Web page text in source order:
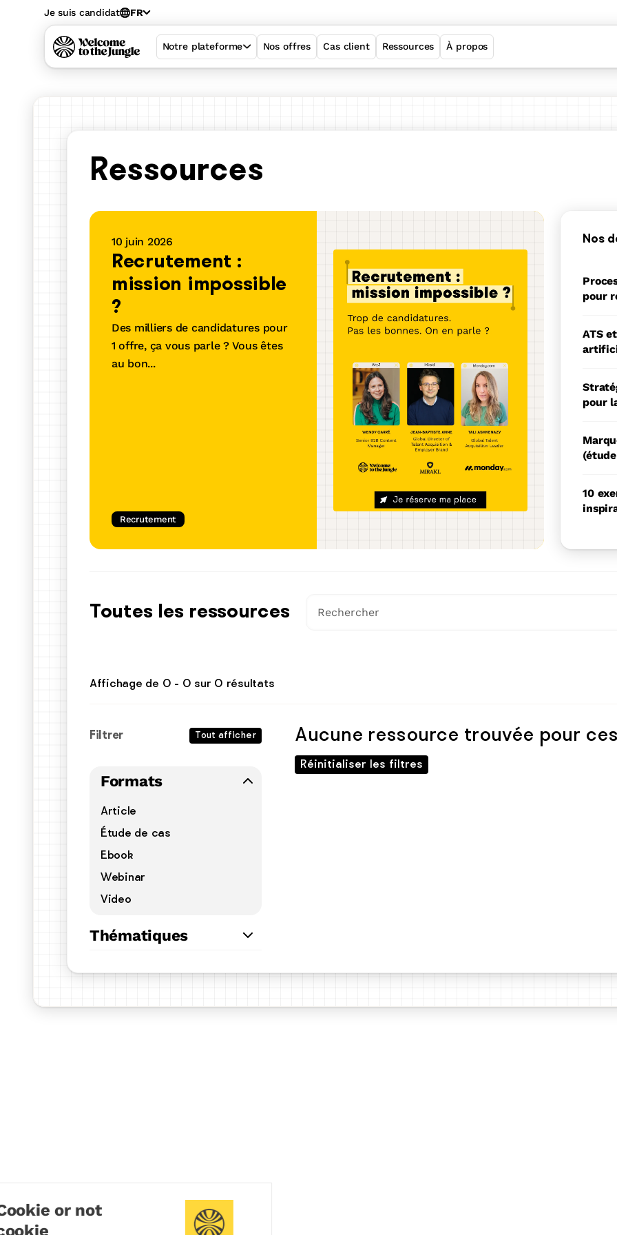
Cookie or not
cookie
Je suis candidat FR
Notre plateforme
Welcome Hiring Suite
Une solution tout-en-un avec 4 produits pour
vous démarquer et trouver les talents faits
pour vous
Welcome Job Matching
Nos offres Cas client Ressources À propos
Ressources
10 juin 2026
Recrutement :
mission impossible
?
Des milliers de candidatures pour
1 offre, ça vous parle ? Vous êtes
au bon...
Recrutement
Nos
pour
ATS
pour
10
Toutes les ressources Il s'agit d'un champ de recherche auquel est associée une
Affichage de 0 - 0 sur 0 résultats
Filtrer Tout afficher
Formats
Article
Étude de cas
Ebook
Webinar
Video
Thématiques
Aucune ressource trouvée pour
Réinitialiser les filtres